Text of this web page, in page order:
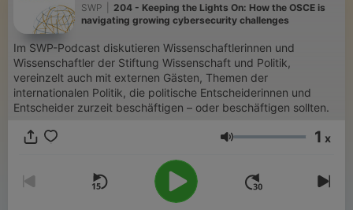
SWP
204 - Keeping the Lights On: How the OSCE is
navigating growing cybersecurity challenges
Im SWP-Podcast diskutieren Wissenschaftlerinnen und
Wissenschaftler der Stiftung Wissenschaft und Politik,
vereinzelt auch mit externen Gästen, Themen der
internationalen Politik, die politische Entscheiderinnen und
Entscheider zurzeit beschäftigen – oder beschäftigen sollten.
Lautstärke 1 x